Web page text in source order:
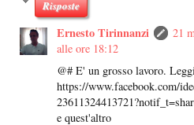
Risposte
Ernesto Tirinnanzi
21
alle ore 18:12
@# E' un grosso lavoro.
https://www.facebook.com/
e quest'altro